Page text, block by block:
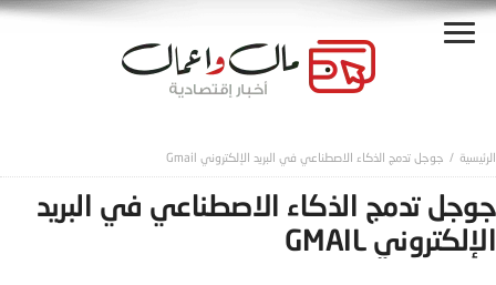
جوجل تدمج الذكاء الاصطناعي في البريد الإلكتروني Gmail
جوجل تدمج الذكاء الاصطناعي في البريد
الإلكتروني GMAIL